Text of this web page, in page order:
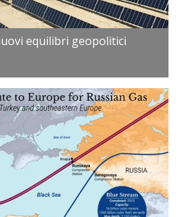
equilibri geopolitici